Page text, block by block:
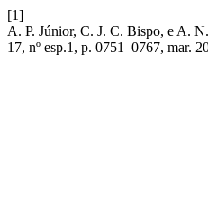
[1]
A. P. Júnior, C. J. C. Bispo, e A.
17, nº esp.1, p. 0751–0767, mar.